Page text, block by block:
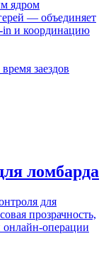
ядром
— объединяет
in и координацию
заездов
ломбарда
для
прозрачность,
онлайн-операции